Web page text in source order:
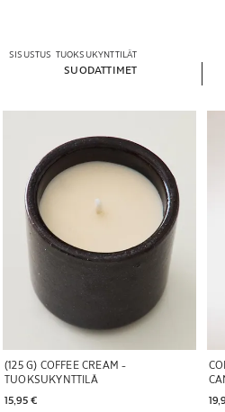
SISUSTUS TUOKSUKYNTTILÄT
SUODATTIMET
(125 G) COFFEE CREAM -
TUOKSUKYNTTILÄ
15,95 €
Kuva vaihdettu kohtaan 1 5